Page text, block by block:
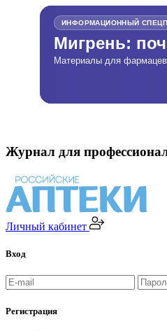
ИНФОРМАЦИОННЫЙ
Мигрень:
Материалы для
Журнал для
Личный кабинет
Вход
Регистрация